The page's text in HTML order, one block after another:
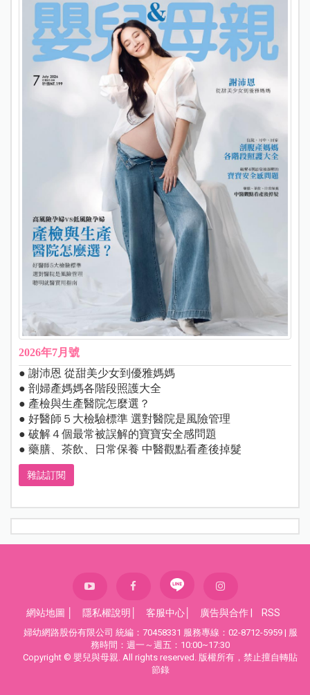
2026年7月號
● 謝沛恩 從甜美少女到優雅媽媽
● 剖婦產媽媽各階段照護大全
● 產檢與生產醫院怎麼選？
● 好醫師５大檢驗標準 選對醫院是風險管理
● 破解４個最常被誤解的寶寶安全感問題
● 藥膳、茶飲、日常保養 中醫觀點看產後掉髮
雜誌訂閱
網站地圖 隱私權說明 客服中心 廣告與合作 RSS
婦幼網路股份有限公司 統編：70458331 服務專線：02-8712-5959 | 服
務時間：週一～週五：10:00~17:30
Copyright © 嬰兒與母親. All rights reserved. 版權所有，禁止擅自轉貼
節錄